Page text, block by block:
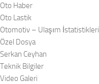
Oto Haber
Oto Lastik
Otomotiv – Ulaşım İstatistikleri
Özel Dosya
Serkan Ceyhan
Teknik Bilgiler
Video Galeri